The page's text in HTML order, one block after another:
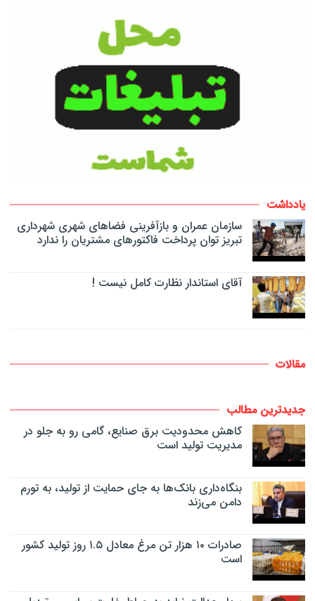
یادداشت
سازمان عمران و بازآفرینی فضاهای شهری شهرداری
تبریز توان پرداخت فاکتورهای مشتریان را ندارد
آقای استاندار نظارت کامل نیست !
مقالات
جدیدترین مطالب
کاهش محدودیت برق صنایع، گامی رو به جلو در
مدیریت تولید است
بنگاه‌داری بانک‌ها به جای حمایت از تولید، به تورم
دامن می‌زند
صادرات ۱۰ هزار تن مرغ معادل ۱.۵ روز تولید کشور
است